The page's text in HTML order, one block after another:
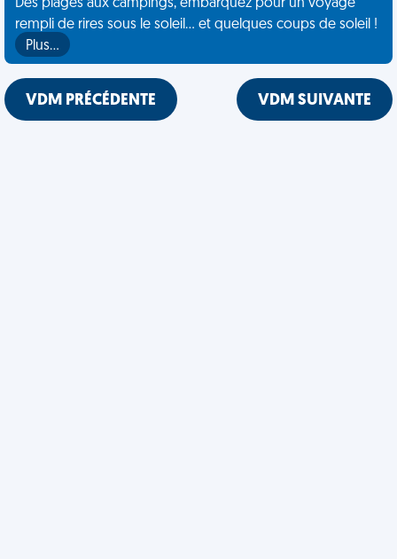
Des plages aux campings, embarquez pour un voyage
rempli de rires sous le soleil... et quelques coups de soleil !
Plus…
VDM PRÉCÉDENTE VDM SUIVANTE